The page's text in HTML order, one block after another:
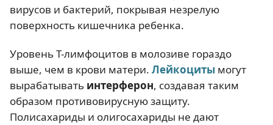
вирусов и бактерий, покрывая незрелую
поверхность кишечника ребенка.
Уровень Т-лимфоцитов в молозиве гораздо
выше, чем в крови матери. Лейкоциты могут
вырабатывать интерферон, создавая таким
образом противовирусную защиту.
Полисахариды и олигосахариды не дают